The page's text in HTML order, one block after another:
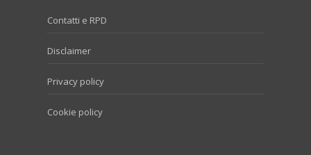
Contatti e RPD
Disclaimer
Privacy policy
Cookie policy